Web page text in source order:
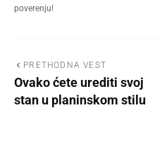
poverenju!
PRETHODNA VEST
Ovako ćete urediti svoj
stan u planinskom stilu